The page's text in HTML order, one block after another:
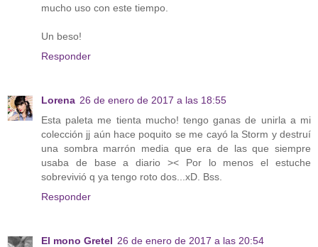
mucho uso con este tiempo.
Un beso!
Responder
Lorena 26 de enero de 2017 a las 18:55
Esta paleta me tienta mucho! tengo ganas de unirla a mi
colección jj aún hace poquito se me cayó la Storm y destruí
una sombra marrón media que era de las que siempre
usaba de base a diario >< Por lo menos el estuche
sobrevivió q ya tengo roto dos...xD. Bss.
Responder
El mono Gretel 26 de enero de 2017 a las 20:54